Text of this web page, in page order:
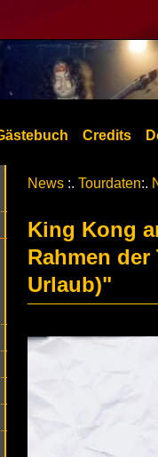
Credits
News :. Tourdaten:.
King Kong
Rahmen
Urlaub)"